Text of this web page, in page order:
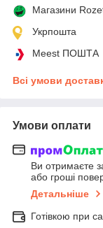
Магазини
Укрпошта
Meest ПОШТА
Всі умови
Умови оплати
Ви отримаєте
або гроші
Детальніше
Готівкою при